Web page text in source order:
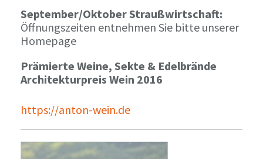
September/Oktober Straußwirtschaft:
Öffnungszeiten entnehmen Sie bitte unserer
Homepage
Prämierte Weine, Sekte & Edelbrände
Architekturpreis Wein 2016
https://anton-wein.de